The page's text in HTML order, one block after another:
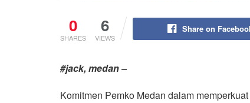
0
SHARES
6
VIEWS
Share on
#jack, medan –
Komitmen Pemko Medan dalam